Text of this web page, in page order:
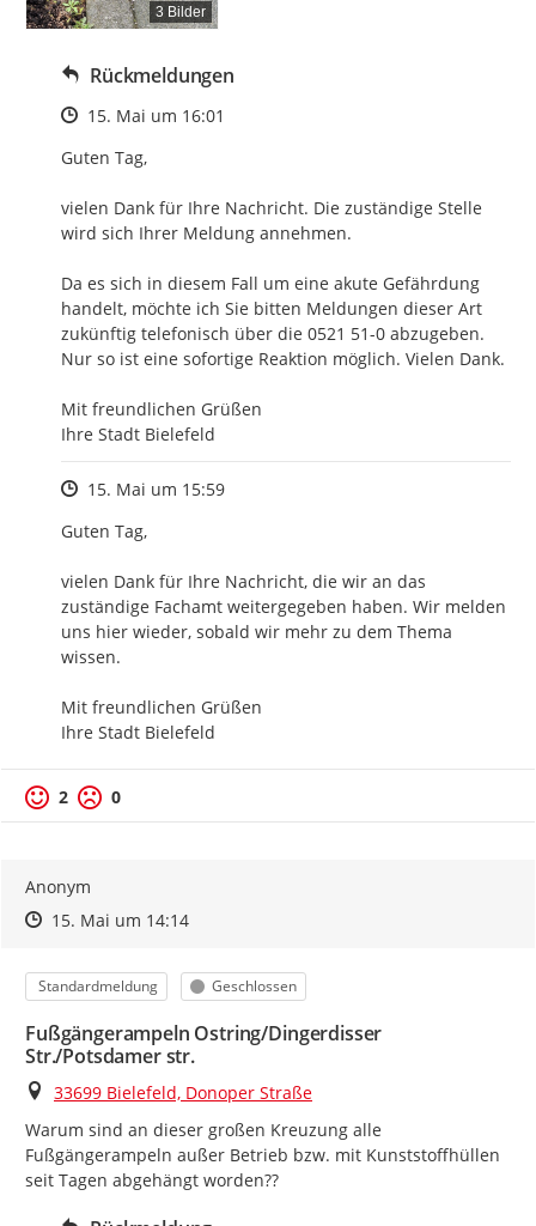
3 Bilder
Rückmeldungen
Zeitpunkt des Erstellens
15. Mai um 16:01
Guten Tag,
vielen Dank für Ihre Nachricht. Die zuständige Stelle
wird sich Ihrer Meldung annehmen.
Da es sich in diesem Fall um eine akute Gefährdung
handelt, möchte ich Sie bitten Meldungen dieser Art
zukünftig telefonisch über die 0521 51-0 abzugeben.
Nur so ist eine sofortige Reaktion möglich. Vielen Dank.
Mit freundlichen Grüßen
Ihre Stadt Bielefeld
Zeitpunkt des Erstellens
15. Mai um 15:59
Guten Tag,
vielen Dank für Ihre Nachricht, die wir an das
zuständige Fachamt weitergegeben haben. Wir melden
uns hier wieder, sobald wir mehr zu dem Thema
wissen.
Mit freundlichen Grüßen
Ihre Stadt Bielefeld
2 0
Anonym
Zeitpunkt des Erstellens
Zeitpunkt des Erstellens
15. Mai um 14:14Zur Äußerung
Kategorie
Standardmeldung Status
Geschlossen
Fußgängerampeln Ostring/Dingerdisser
Str./Potsdamer str.
Ort
33699 Bielefeld, Donoper Straße
Warum sind an dieser großen Kreuzung alle
Fußgängerampeln außer Betrieb bzw. mit Kunststoffhüllen
seit Tagen abgehängt worden??